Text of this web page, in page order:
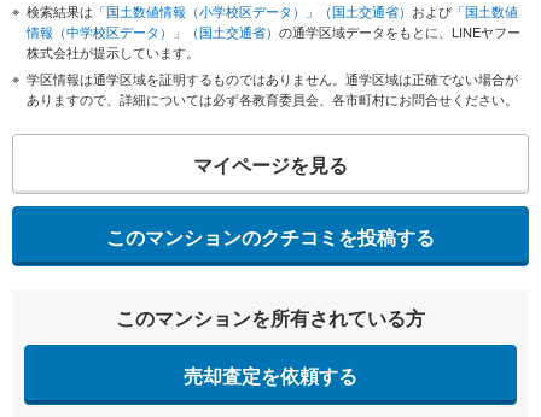
検索結果は 「国土数値情報（小学校区データ）」（国土交通省） および 「国土数値
情報（中学校区データ）」（国土交通省） の通学区域データをもとに、LINEヤフー
株式会社が提示しています。
学区情報は通学区域を証明するものではありません。通学区域は正確でない場合が
ありますので、詳細については必ず各教育委員会、各市町村にお問合せください。
マイページを見る
このマンションのクチコミを投稿する
このマンションを所有されている方
売却査定を依頼する